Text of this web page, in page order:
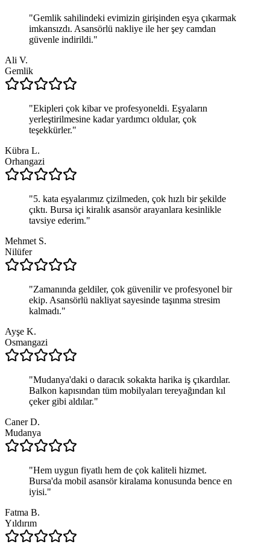
"Gemlik sahilindeki evimizin girişinden eşya çıkarmak
imkansızdı. Asansörlü nakliye ile her şey camdan
güvenle indirildi."
Ali V.
Gemlik
"Ekipleri çok kibar ve profesyoneldi. Eşyaların
yerleştirilmesine kadar yardımcı oldular, çok
teşekkürler."
Kübra L.
Orhangazi
"5. kata eşyalarımız çizilmeden, çok hızlı bir şekilde
çıktı. Bursa içi kiralık asansör arayanlara kesinlikle
tavsiye ederim."
Mehmet S.
Nilüfer
"Zamanında geldiler, çok güvenilir ve profesyonel bir
ekip. Asansörlü nakliyat sayesinde taşınma stresim
kalmadı."
Ayşe K.
Osmangazi
"Mudanya'daki o daracık sokakta harika iş çıkardılar.
Balkon kapısından tüm mobilyaları tereyağından kıl
çeker gibi aldılar."
Caner D.
Mudanya
"Hem uygun fiyatlı hem de çok kaliteli hizmet.
Bursa'da mobil asansör kiralama konusunda bence en
iyisi."
Fatma B.
Yıldırım